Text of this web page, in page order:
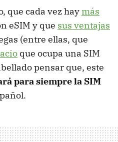
que cada vez hay más
eSIM y que sus ventajas
(entre ellas, que
que ocupa una SIM
pensar que, este
para siempre la SIM